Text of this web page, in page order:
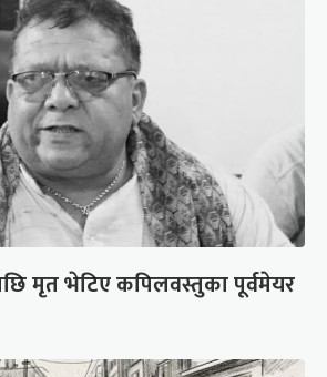
मृत भेटिए कपिलवस्तुका पूर्वमेयर